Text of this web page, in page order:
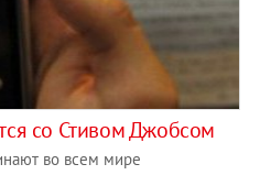
со Стивом Джобсом
во всем мире